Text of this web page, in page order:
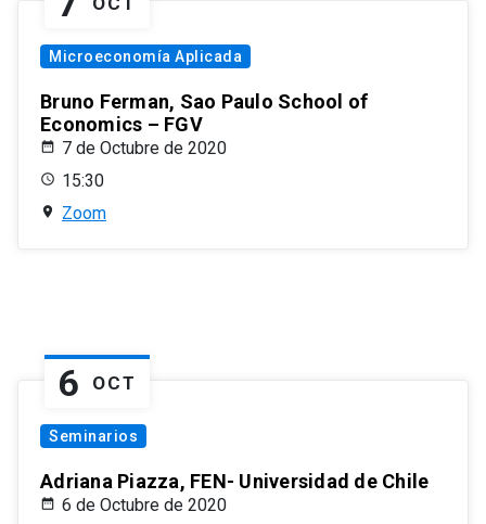
Microeconomía Aplicada
Bruno Ferman, Sao Paulo School of
Economics – FGV
7 de Octubre de 2020
15:30
Zoom
6 OCT
Seminarios
Adriana Piazza, FEN- Universidad de Chile
6 de Octubre de 2020